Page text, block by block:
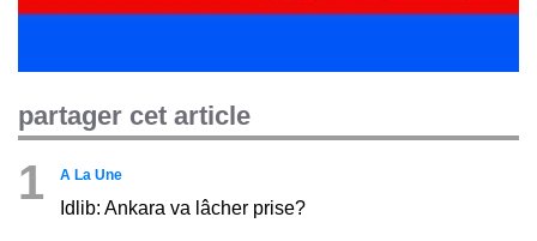
partager cet article
1 A La Une
Idlib: Ankara va lâcher prise?